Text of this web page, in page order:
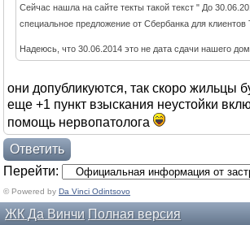
Сейчас нашла на сайте текты такой текст " До
специальное предложение от Сбербанка для
Надеюсь, что 30.06.2014 это не дата сдачи нашего
они допубликуются, так скоро жильцы
еще +1 пункт взыскания неустойки
помощь нервопатолога
Ответить
Перейти:
© Powered by Da Vinci Odintsovo
ЖК Да Винчи Полная версия